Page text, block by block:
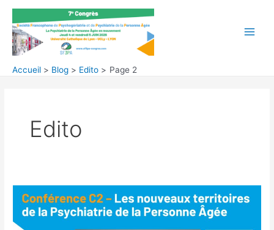
contenu
Accueil Blog Edito Page 2
Edito